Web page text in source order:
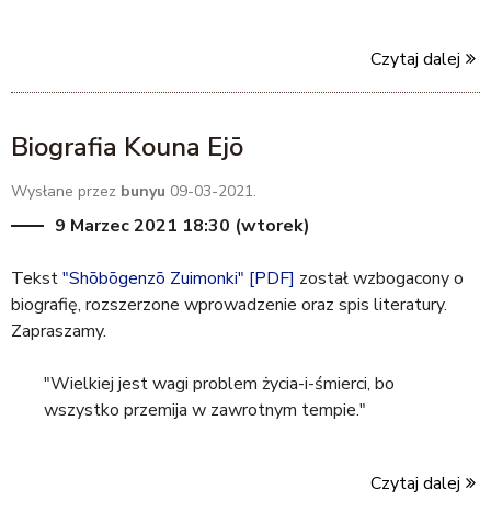
k
s
m
a
Czytaj dalej
Biografia Kouna Ejō
Wysłane przez bunyu 09-03-2021.
9 Marzec 2021 18:30 (wtorek)
Tekst"Shōbōgenzō Zuimonki" [PDF] został wzbogacony o
biografię, rozszerzone wprowadzenie oraz spis literatury.
Zapraszamy.
"Wielkiej jest wagi problem życia-i-śmierci, bo
wszystko przemija w zawrotnym tempie."
Czytaj dalej